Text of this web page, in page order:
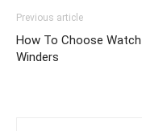
Previous article
How To Choose Watch
Winders